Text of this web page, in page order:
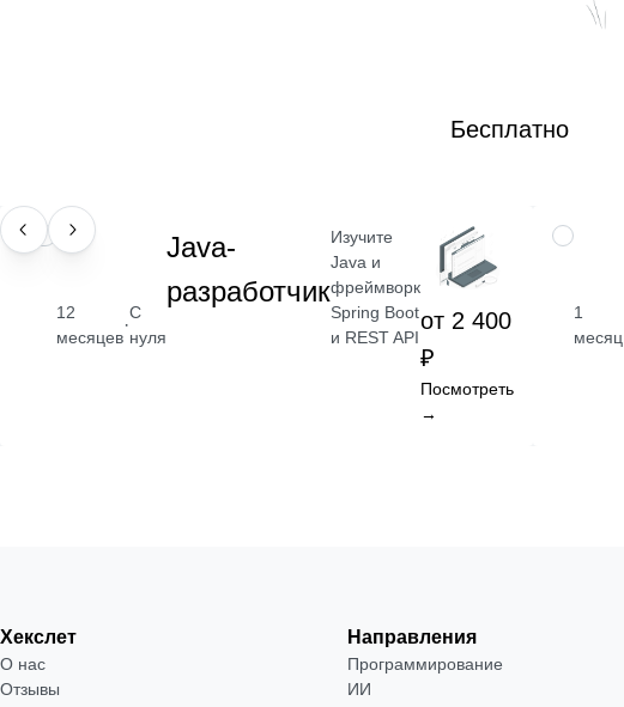
Бесплатно
ПРОФЕССИЯ
12
месяцев
·
С
нуля
Java-
разработчик
Изучите
Java и
фреймворк
Spring Boot
и REST API
от 2 400
₽
Посмотреть
→
НАВЫК
1
месяц
Хекслет
О нас
Отзывы
Направления
Программирование
ИИ